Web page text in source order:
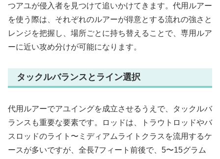
つアユが侵入者を見つけて追いかけてきます。代用ルアー
を使う際は、それぞれのルアーが得意とする流れの強さと
レンジを把握し、場所ごとに持ち替えることで、専用ルア
ーに近い攻め分けが可能になります。
タックルバランスとライン選択
代用ルアーでアユイングを成立させるうえで、タックルバ
ランスも重要な要素です。ロッドは、トラウトロッドやバ
スロッドのライト〜ミディアムライトクラスを流用するケ
ースが多いですが、全長7フィート前後で、5〜15グラム